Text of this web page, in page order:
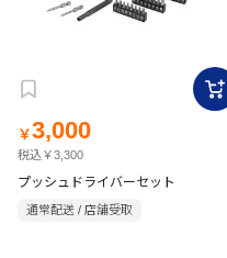
￥3,000
税込￥3,300
プッシュドライバーセット
通常配送 / 店舗受取